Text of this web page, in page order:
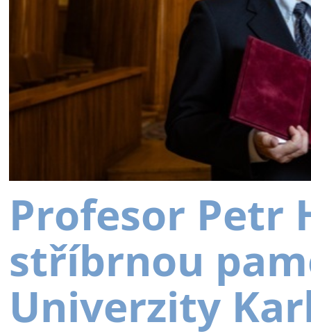
Profesor Petr
stříbrnou
Univerzity